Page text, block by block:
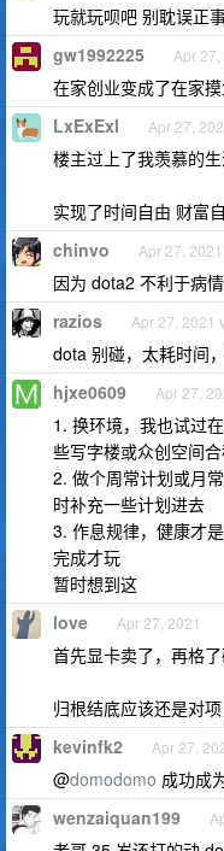
玩就玩呗吧 别耽误正
gw1992225 Apr 27,
在家创业变成了在家摸
LxExExl Apr 27,
楼主过上了我羡慕的
实现了时间自由 财富
chinvo Apr 27,
因为 dota2 不利于病
razios Apr 27, 2021
dota 别碰，太耗时间
hjxe0609 Apr 27,
1. 换环境，我也试过
些写字楼或众创空间
2. 做个周常计划或月
时补充一些计划进去
3. 作息规律，健康才
完成才玩
暂时想到这
love Apr 27, 2021
首先显卡卖了，再格
归根结底应该还是对
kevinfk2 Apr 27,
@domodomo 成功成
wenzaiquan199